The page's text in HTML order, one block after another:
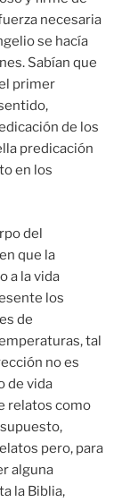
necesaria
se hacía
Sabían que
primer
de los
predicación
en los
del
que la
a la vida
los
de
tal
no es
de vida
relatos como
pero, para
alguna
la Biblia,